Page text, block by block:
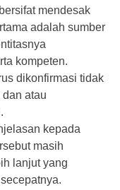
mendesak
adalah sumber
kompeten.
dikonfirmasi tidak
atau
kepada
masih
lanjut yang